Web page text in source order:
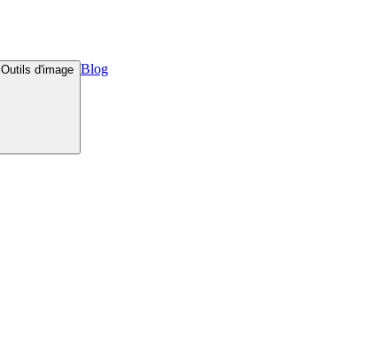
Outils d'image Blog